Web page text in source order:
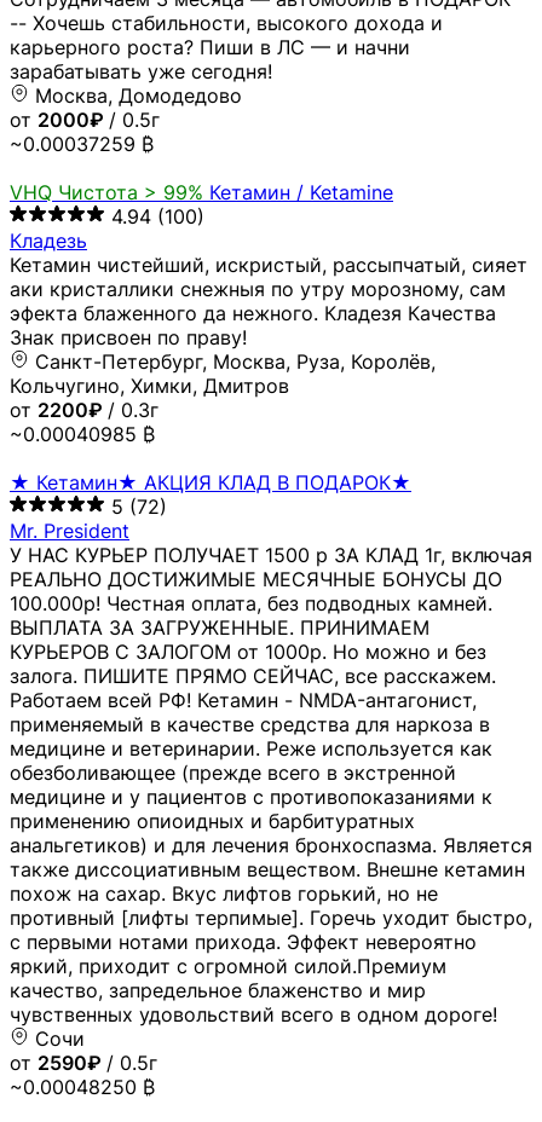
-- Хочешь стабильности, высокого дохода и
карьерного роста? Пиши в ЛС — и начни
зарабатывать уже сегодня!
Москва, Домодедово
от 2000₽ / 0.5г
~0.00037259 ₿
VHQ Чистота > 99% Кетамин / Ketamine
4.94 (100)
Кладезь
Кетамин чистейший, искристый, рассыпчатый, сияет
аки кристаллики снежныя по утру морозному, сам
эфекта блаженного да нежного. Кладезя Качества
Знак присвоен по праву!
Санкт-Петербург, Москва, Руза, Королёв,
Кольчугино, Химки, Дмитров
от 2200₽ / 0.3г
~0.00040985 ₿
★ Кетамин★ АКЦИЯ КЛАД В ПОДАРОК★
5 (72)
Mr. President
У НАС КУРЬЕР ПОЛУЧАЕТ 1500 р ЗА КЛАД 1г, включая
РЕАЛЬНО ДОСТИЖИМЫЕ МЕСЯЧНЫЕ БОНУСЫ ДО
100.000р! Честная оплата, без подводных камней.
ВЫПЛАТА ЗА ЗАГРУЖЕННЫЕ. ПРИНИМАЕМ
КУРЬЕРОВ С ЗАЛОГОМ от 1000р. Но можно и без
залога. ПИШИТЕ ПРЯМО СЕЙЧАС, все расскажем.
Работаем всей РФ! Кетамин - NMDA-антагонист,
применяемый в качестве средства для наркоза в
медицине и ветеринарии. Реже используется как
обезболивающее (прежде всего в экстренной
медицине и у пациентов с противопоказаниями к
применению опиоидных и барбитуратных
анальгетиков) и для лечения бронхоспазма. Является
также диссоциативным веществом. Внешне кетамин
похож на сахар. Вкус лифтов горький, но не
противный [лифты терпимые]. Горечь уходит быстро,
с первыми нотами прихода. Эффект невероятно
яркий, приходит с огромной силой.Премиум
качество, запредельное блаженство и мир
чувственных удовольствий всего в одном дороге!
Сочи
от 2590₽ / 0.5г
~0.00048250 ₿